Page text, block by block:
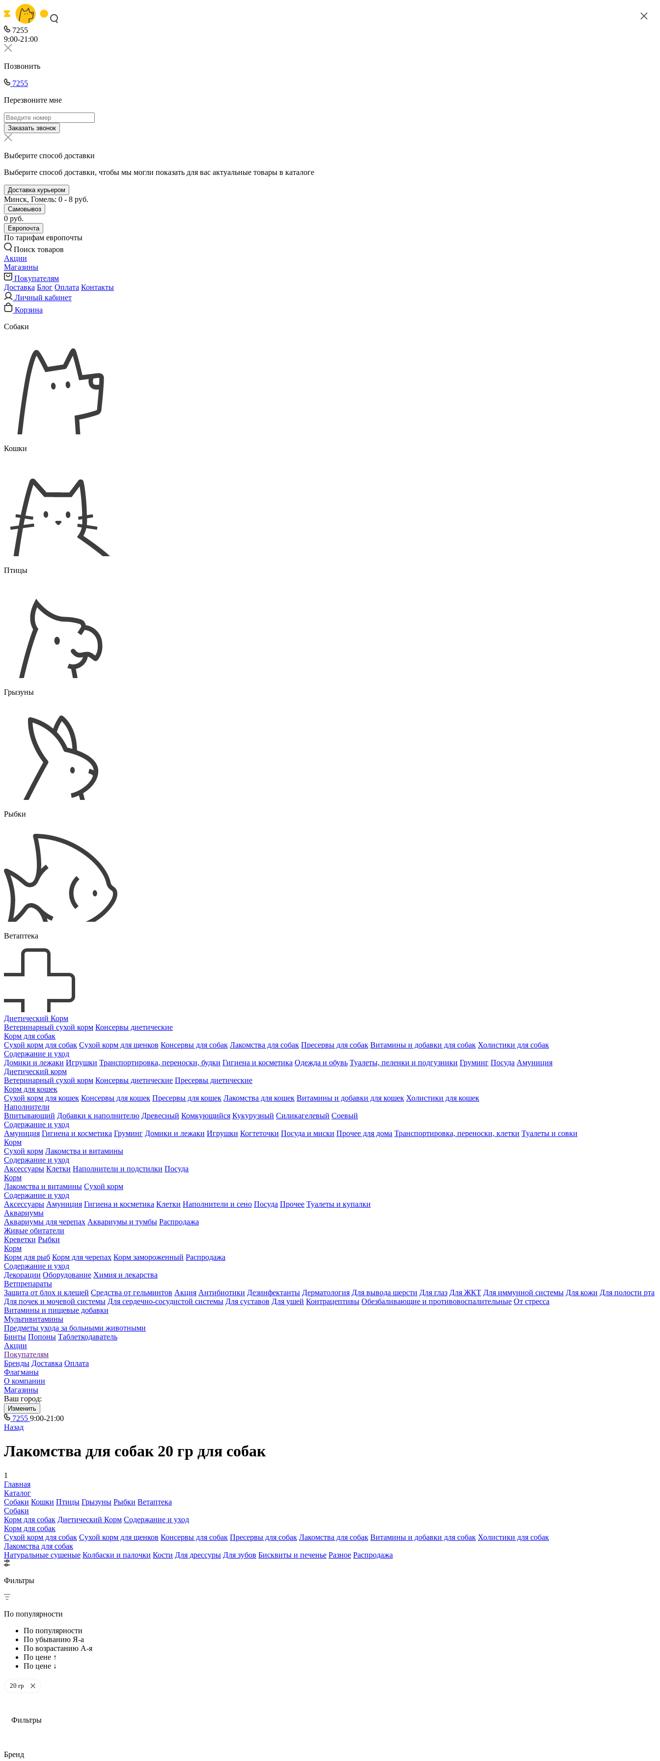
7255
9:00-21:00
Позвонить
7255
Перезвоните мне
Заказать звонок
Выберите способ доставки
Выберите способ доставки, чтобы мы могли показать для вас актуальные товары в каталоге
Доставка курьером
Минск, Гомель: 0 - 8 руб.
Самовывоз
0 руб.
Европочта
По тарифам европочты
Поиск товаров
Акции
Магазины
Покупателям
Доставка Блог Оплата Контакты
Личный кабинет
Корзина
Собаки
Кошки
Птицы
Грызуны
Рыбки
Ветаптека
Диетический Корм
Ветеринарный сухой корм Консервы диетические
Корм для собак
Сухой корм для собак Сухой корм для щенков Консервы для собак Лакомства для собак Пресервы для собак Витамины и добавки для собак Холистики для собак
Содержание и уход
Домики и лежаки Игрушки Транспортировка, переноски, будки Гигиена и косметика Одежда и обувь Туалеты, пеленки и подгузники Груминг Посуда Амуниция
Диетический корм
Ветеринарный сухой корм Консервы диетические Пресервы диетические
Корм для кошек
Сухой корм для кошек Консервы для кошек Пресервы для кошек Лакомства для кошек Витамины и добавки для кошек Холистики для кошек
Наполнители
Впитывающий Добавки к наполнителю Древесный Комкующийся Кукурузный Силикагелевый Соевый
Содержание и уход
Амуниция Гигиена и косметика Груминг Домики и лежаки Игрушки Когтеточки Посуда и миски Прочее для дома Транспортировка, переноски, клетки Туалеты и совки
Корм
Сухой корм Лакомства и витамины
Содержание и уход
Аксессуары Клетки Наполнители и подстилки Посуда
Корм
Лакомства и витамины Сухой корм
Содержание и уход
Аксессуары Амуниция Гигиена и косметика Клетки Наполнители и сено Посуда Прочее Туалеты и купалки
Аквариумы
Аквариумы для черепах Аквариумы и тумбы Распродажа
Живые обитатели
Креветки Рыбки
Корм
Корм для рыб Корм для черепах Корм замороженный Распродажа
Содержание и уход
Декорации Оборудование Химия и лекарства
Ветпрепараты
Защита от блох и клещей Средства от гельминтов Акция Антибиотики Дезинфектанты Дерматология Для вывода шерсти Для глаз Для ЖКТ Для иммунной системы Для кожи Для полости рта
Для почек и мочевой системы Для сердечно-сосудистой системы Для суставов Для ушей Контрацептивы Обезбаливающие и противовоспалительные От стресса
Витамины и пищевые добавки
Мультивитамины
Предметы ухода за больными животными
Бинты Попоны Таблеткодаватель
Акции
Покупателям
Бренды Доставка Оплата
Флагманы
О компании
Магазины
Ваш город:
Изменить
7255 9:00-21:00
Назад
Лакомства для собак 20 гр для собак
1
Главная
Каталог
Собаки Кошки Птицы Грызуны Рыбки Ветаптека
Собаки
Корм для собак Диетический Корм Содержание и уход
Корм для собак
Сухой корм для собак Сухой корм для щенков Консервы для собак Пресервы для собак Лакомства для собак Витамины и добавки для собак Холистики для собак
Лакомства для собак
Натуральные сушеные Колбаски и палочки Кости Для дрессуры Для зубов Бисквиты и печенье Разное Распродажа
Фильтры
По популярности
По популярности
По убыванию Я-а
По возрастанию А-я
По цене ↑
По цене ↓
20 гр
Фильтры
Бренд